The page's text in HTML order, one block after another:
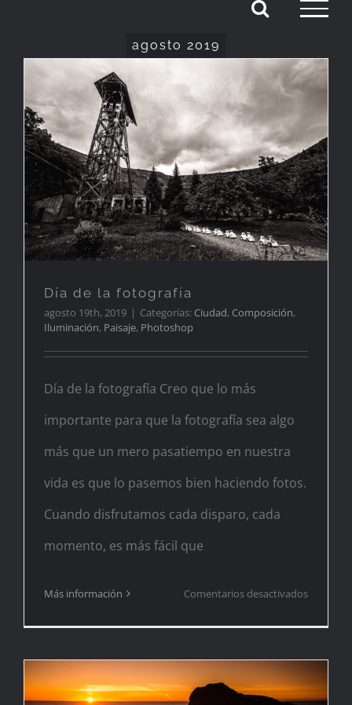
agosto 2019
Día de la fotografía
Día de la fotografía
agosto 19th, 2019 | Categorías: Ciudad, Composición,
Iluminación, Paisaje, Photoshop
Día de la fotografía Creo que lo más
importante para que la fotografía sea algo
más que un mero pasatiempo en nuestra
vida es que lo pasemos bien haciendo fotos.
Cuando disfrutamos cada disparo, cada
momento, es más fácil que
Más información Comentarios desactivadosen
fotografía